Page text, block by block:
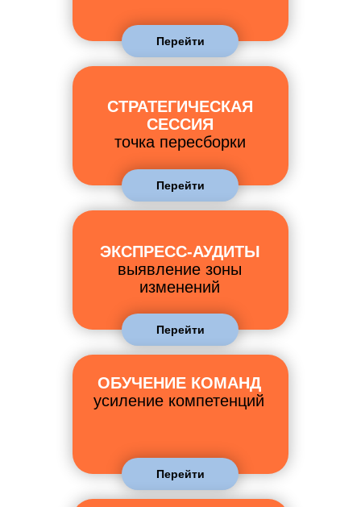
Перейти
Перейти
СТРАТЕГИЧЕСКАЯ
СЕССИЯ
точка пересборки
Перейти
ЭКСПРЕСС-АУДИТЫ
выявление зоны
изменений
Перейти
ОБУЧЕНИЕ КОМАНД
усиление компетенций